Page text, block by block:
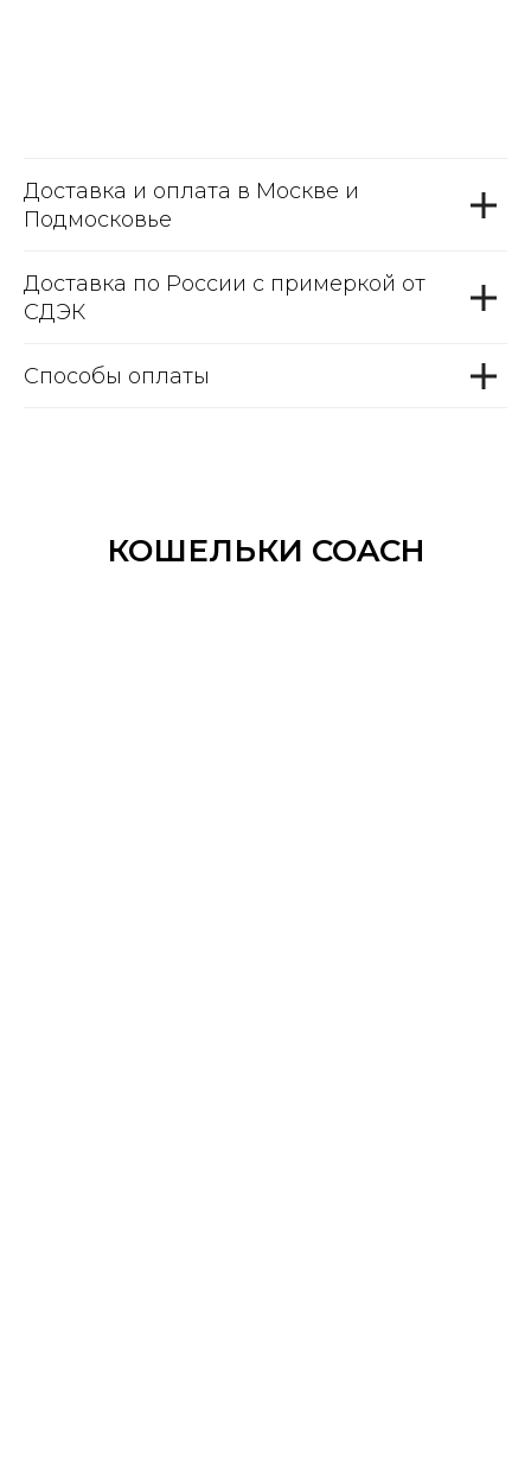
Доставка и оплата в Москве и
Подмосковье
Доставка по России с примеркой от
СДЭК
Способы оплаты
КОШЕЛЬКИ COACH